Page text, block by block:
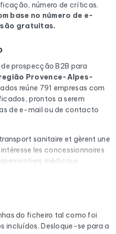
número de críticas.
base no número de e-
gratuitas.
prospecção B2B para
Provence-Alpes-
reúne 791 empresas com
prontos a serem
de e-mail ou de contacto
sanitaire et gèrent une
les concessionnaires
médicaux
et les éditeurs de logiciels de
a uma verificação
antes de ser
as caixas de correio cheias
do ficheiro tal como foi
incluídos. Desloque-se para a